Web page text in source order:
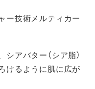
ー技術メルティカー
アバター（シア脂）
けるように肌に広が